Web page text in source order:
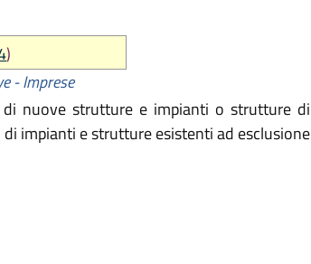
)
- Imprese
di nuove strutture e impianti o strutture di
impianti e strutture esistenti ad esclusione